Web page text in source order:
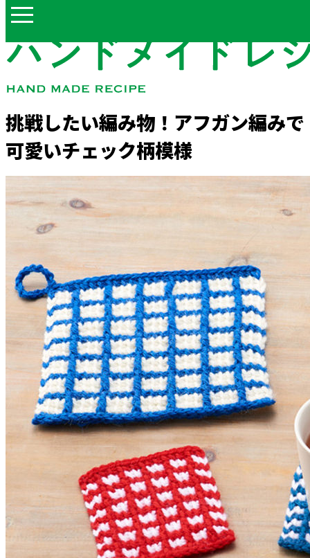
挑戦したい編み物！アフガン編みで
可愛いチェック柄模様